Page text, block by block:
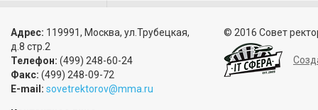
Адрес: 119991, Москва, ул.Трубецкая,
д.8 стр.2
Телефон: (499) 248-60-24
Факс: (499) 248-09-72
E-mail: sovetrektorov@mma.ru
© 2016 Совет